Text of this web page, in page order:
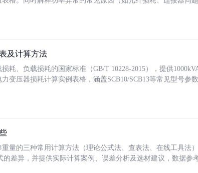
及计算方法
耗、负载损耗的国家标准（GB/T 10228-2015），提供
变压器损耗计算实例表格，涵盖SCB10/SCB13等常见型号参
量的三种常用计算方法（理论公式法、查表法、在线工具法
的差异，并提供实际计算案例、误差分析及选材建议，数据参